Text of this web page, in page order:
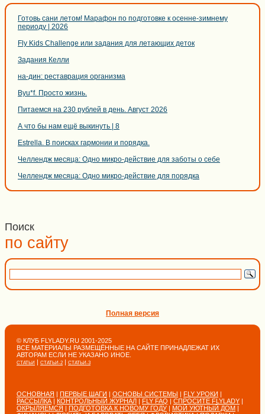
Готовь сани летом! Марафон по подготовке к осенне-зимнему
периоду | 2026
Fly Kids Challenge или задания для летающих деток
Задания Келли
на-дин: реставрация организма
Byu*f. Просто жизнь.
Питаемся на 230 рублей в день. Август 2026
А что бы нам ещё выкинуть | 8
Estrella. В поисках гармонии и порядка.
Челлендж месяца: Одно микро-действие для заботы о себе
Челлендж месяца: Одно микро-действие для порядка
Поиск
по сайту
Полная версия
© КЛУБ FLYLADY.RU 2001-2025
ВСЕ МАТЕРИАЛЫ РАЗМЕЩЁННЫЕ НА САЙТЕ ПРИНАДЛЕЖАТ ИХ
АВТОРАМ ЕСЛИ НЕ УКАЗАНО ИНОЕ.
СТАТЬИ | СТАТЬИ-2 | СТАТЬИ-3
ОСНОВНАЯ | ПЕРВЫЕ ШАГИ | ОСНОВЫ СИСТЕМЫ | FLY УРОКИ |
РАССЫЛКА | КОНТРОЛЬНЫЙ ЖУРНАЛ | FLY FAQ | СПРОСИТЕ FLYLADY |
ОКРЫЛЯЕМСЯ | ПОДГОТОВКА К НОВОМУ ГОДУ | МОЙ УЮТНЫЙ ДОМ |